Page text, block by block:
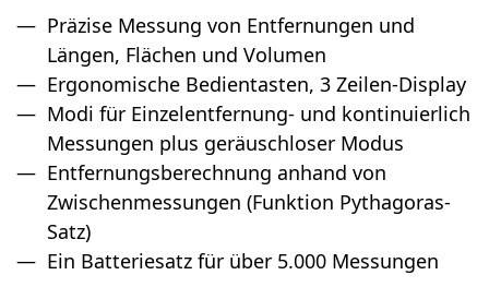
Präzise Messung von Entfernungen und
Längen, Flächen und Volumen
Ergonomische Bedientasten, 3 Zeilen-Display
Modi für Einzelentfernung- und kontinuierlich
Messungen plus geräuschloser Modus
Entfernungsberechnung anhand von
Zwischenmessungen (Funktion Pythagoras-
Satz)
Ein Batteriesatz für über 5.000 Messungen